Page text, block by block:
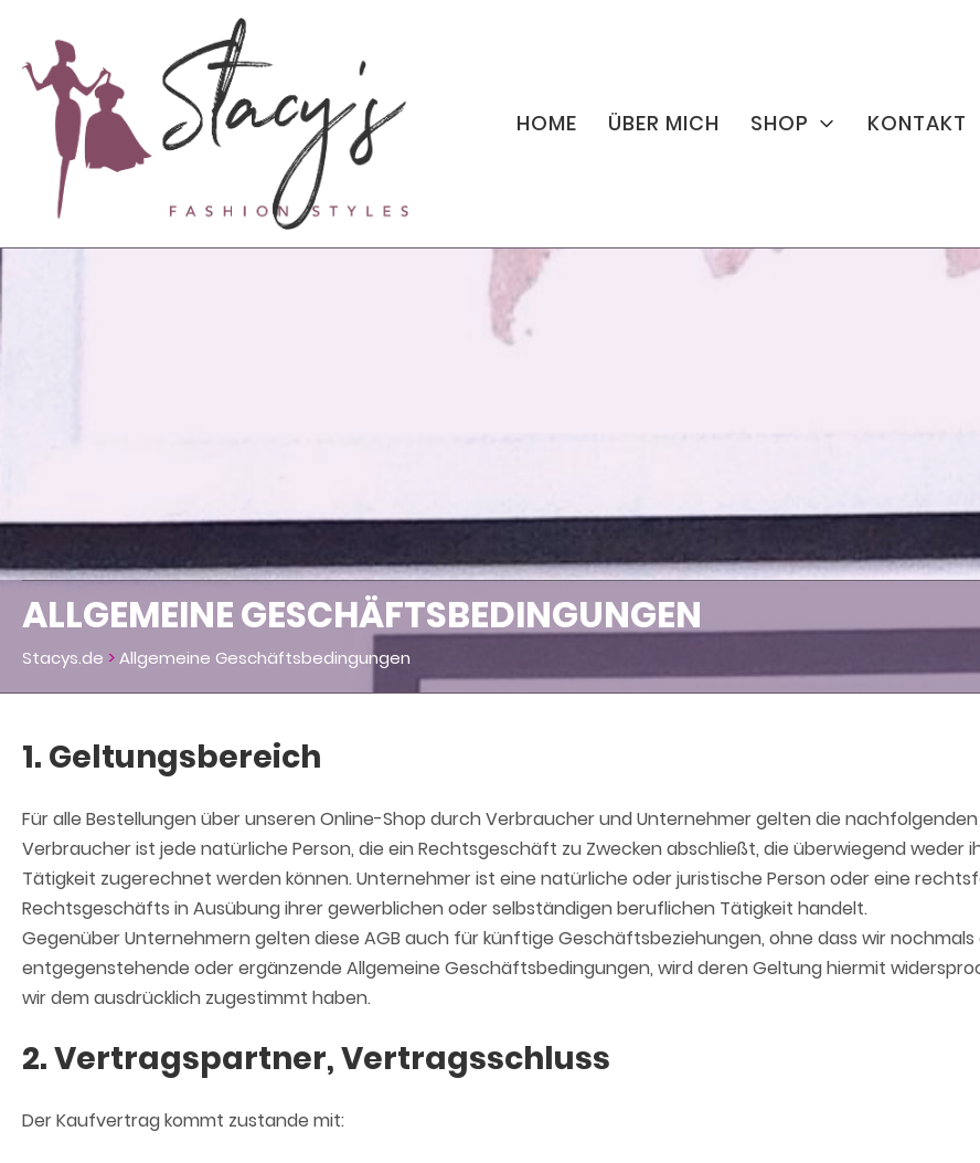
HOME ÜBER MICH SHOP KONTAKT
ALLGEMEINE GESCHÄFTSBEDINGUNGEN
Stacys.de >Allgemeine Geschäftsbedingungen
1. Geltungsbereich
Für alle Bestellungen über unseren Online-Shop durch Verbraucher und Unternehmer gelten die nachfolgenden
Verbraucher ist jede natürliche Person, die ein Rechtsgeschäft zu Zwecken abschließt, die überwiegend
Tätigkeit zugerechnet werden können. Unternehmer ist eine natürliche oder juristische Person oder eine
Rechtsgeschäfts in Ausübung ihrer gewerblichen oder selbständigen beruflichen Tätigkeit handelt.
Gegenüber Unternehmern gelten diese AGB auch für künftige Geschäftsbeziehungen, ohne dass wir
entgegenstehende oder ergänzende Allgemeine Geschäftsbedingungen, wird deren Geltung hiermit
wir dem ausdrücklich zugestimmt haben.
2. Vertragspartner, Vertragsschluss
Der Kaufvertrag kommt zustande mit: